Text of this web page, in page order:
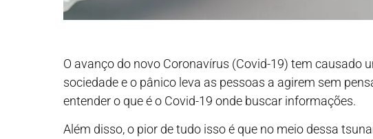
O avanço do novo Coronavírus (Covid-19) tem causado
sociedade e o pânico leva as pessoas a agirem sem
entender o que é o Covid-19 onde buscar informações.
Além disso, o pior de tudo isso é que no meio dessa